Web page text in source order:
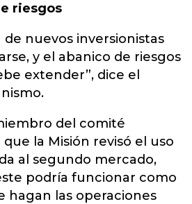
riesgos
de nuevos inversionistas
y el abanico de riesgos
extender”, dice el
del comité
la Misión revisó el uso
al segundo mercado,
podría funcionar como
hagan las operaciones